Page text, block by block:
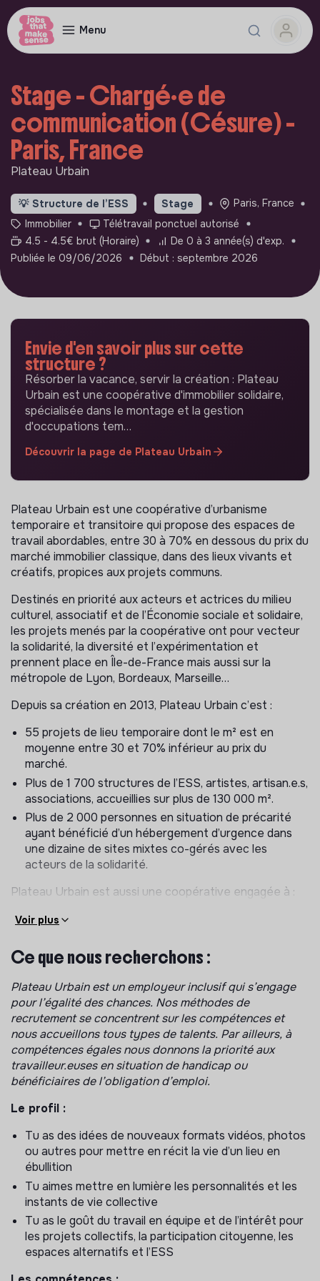
Menu
Stage - Chargé·e de
communication (Césure) -
Paris, France
Plateau Urbain
💡 Structure de l’ESS Stage
Paris, France
Immobilier
Télétravail ponctuel autorisé
4.5 - 4.5€ brut (Horaire)
De 0 à 3 année(s) d'exp.
Publiée le 09/06/2026
Début : septembre 2026
Envie d'en savoir plus sur cette
structure ?
Résorber la vacance, servir la création : Plateau
Urbain est une coopérative d'immobilier solidaire,
spécialisée dans le montage et la gestion
d'occupations tem…
Découvrir la page de Plateau Urbain
Plateau Urbain est une coopérative d’urbanisme
temporaire et transitoire qui propose des espaces de
travail abordables, entre 30 à 70% en dessous du prix du
marché immobilier classique, dans des lieux vivants et
créatifs, propices aux projets communs.
Destinés en priorité aux acteurs et actrices du milieu
culturel, associatif et de l’Économie sociale et solidaire,
les projets menés par la coopérative ont pour vecteur
la solidarité, la diversité et l’expérimentation et
prennent place en Île-de-France mais aussi sur la
métropole de Lyon, Bordeaux, Marseille…
Depuis sa création en 2013, Plateau Urbain c’est :
55 projets de lieu temporaire dont le m² est en
moyenne entre 30 et 70% inférieur au prix du
marché.
Plus de 1 700 structures de l’ESS, artistes, artisan.e.s,
associations, accueillies sur plus de 130 000 m².
Plus de 2 000 personnes en situation de précarité
ayant bénéficié d’un hébergement d’urgence dans
une dizaine de sites mixtes co-gérés avec les
acteurs de la solidarité.
Plateau Urbain est aussi une coopérative engagée à :
Défendre le droit à la ville en travaillant en bonne
vacants.
Redonner une utilité à des espaces non occupés sur
une période donnée (12 mois à 6 ans), en proposant,
en priorité, ces espaces à des structures du secteur
culturel et artistique, de l’ESS et du monde
associatif.
Promouvoir la mixité des usages et des profils en
créant des lieux mêlant hébergement d’urgence et
activité professionnelle, facteur d’inclusion et d’
Césure est un tiers-lieu porté par Plateau Urbain en
partenariat avec Yes We Camp, l’Association Aurore,
Emmaüs Campüs et ESSpace axé sur la transmission
des savoirs et savoir-faire, dans l’attente de sa
réhabilitation par l’EPAURIF.
Ancienne université de 25 000m², Césure accueille
depuis juin 2022, 200 structures (artistes, artisan·es,
des associations, jeunes entreprises et structures de
Voir plus
Ce que nous recherchons :
Plateau Urbain est un employeur inclusif qui s’engage
pour l’égalité des chances. Nos méthodes de
recrutement se concentrent sur les compétences et
nous accueillons tous types de talents. Par ailleurs, à
compétences égales nous donnons la priorité aux
travailleur.euses en situation de handicap ou
bénéficiaires de l’obligation d’emploi.
Le profil :
Tu as des idées de nouveaux formats vidéos, photos
ou autres pour mettre en récit la vie d’un lieu en
ébullition
Tu aimes mettre en lumière les personnalités et les
instants de vie collective
Tu as le goût du travail en équipe et de l’intérêt pour
les projets collectifs, la participation citoyenne, les
espaces alternatifs et l’ESS